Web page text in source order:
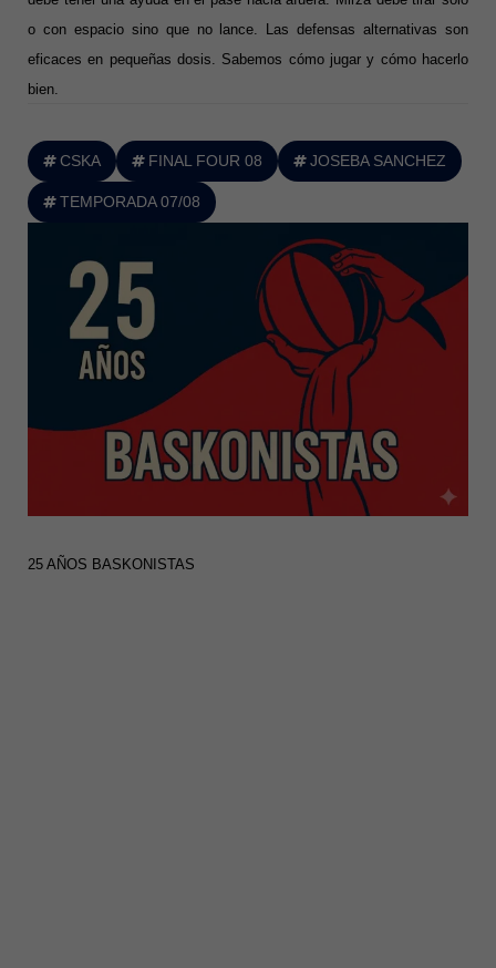
o con espacio sino que no lance. Las defensas alternativas son
eficaces en pequeñas dosis. Sabemos cómo jugar y cómo hacerlo
bien.
CSKA FINAL FOUR 08 JOSEBA SANCHEZ
TEMPORADA 07/08
25 AÑOS BASKONISTAS